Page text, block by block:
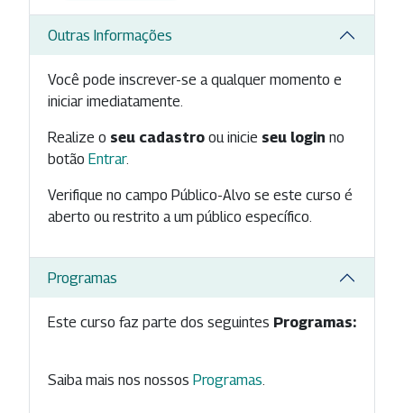
Outras Informações
Você pode inscrever-se a qualquer momento e
iniciar imediatamente.
Realize o seu cadastro ou inicie seu login no
botão Entrar.
Verifique no campo Público-Alvo se este curso é
aberto ou restrito a um público específico.
Programas
Este curso faz parte dos seguintes Programas:
Saiba mais nos nossos Programas.